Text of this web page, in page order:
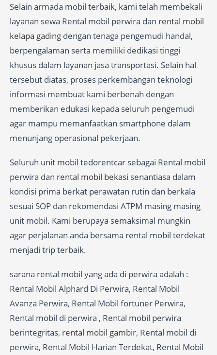
Selain armada mobil terbaik, kami telah membekali
layanan sewa Rental mobil perwira dan rental mobil
kelapa gading dengan tenaga pengemudi handal,
berpengalaman serta memiliki dedikasi tinggi
khusus dalam layanan jasa transportasi. Selain hal
tersebut diatas, proses perkembangan teknologi
informasi membuat kami berbenah dengan
memberikan edukasi kepada seluruh pengemudi
agar mampu memanfaatkan smartphone dalam
menunjang operasional pekerjaan.
Seluruh unit mobil tedorentcar sebagai Rental mobil
perwira dan rental mobil bekasi senantiasa dalam
kondisi prima berkat perawatan rutin dan berkala
sesuai SOP dan rekomendasi ATPM masing masing
unit mobil. Kami berupaya semaksimal mungkin
agar perjalanan anda bersama rental mobil terdekat
menjadi trip terbaik.
sarana rental mobil yang ada di perwira adalah :
Rental Mobil Alphard Di Perwira, Rental Mobil
Avanza Perwira, Rental Mobil fortuner Perwira,
Rental mobil di perwira , Rental mobil perwira
berintegritas, rental mobil gambir, Rental mobil di
perwira, Rental Mobil Harian Terdekat, Rental Mobil